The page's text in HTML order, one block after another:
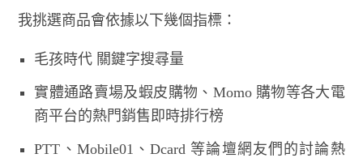
我挑選商品會依據以下幾個指標：
毛孩時代 關鍵字搜尋量
實體通路賣場及蝦皮購物、Momo 購物等各大電
商平台的熱門銷售即時排行榜
PTT、Mobile01、Dcard 等論壇網友們的討論熱